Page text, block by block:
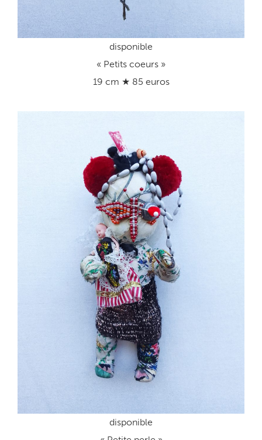
disponible
« Petits coeurs »
19 cm ★ 85 euros
disponible